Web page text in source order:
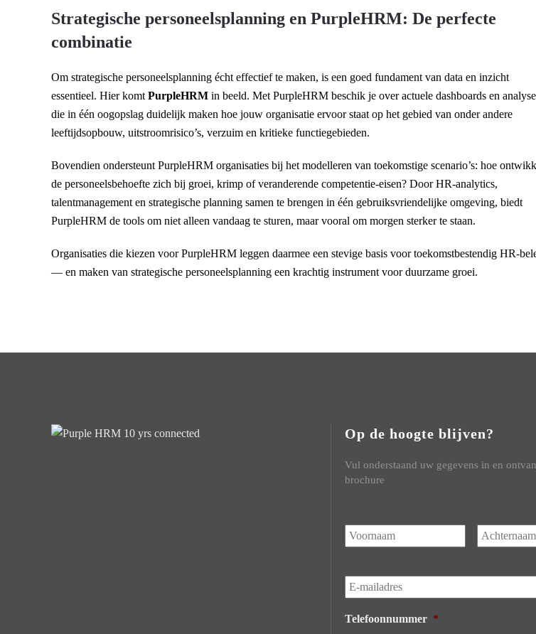
Strategische personeelsplanning en PurpleHRM: De perfecte
combinatie
Om strategische personeelsplanning écht effectief te maken, is een goed fundament van data en inzicht
essentieel. Hier komt PurpleHRM in beeld. Met PurpleHRM beschik je over actuele dashboards en
die in één oogopslag duidelijk maken hoe jouw organisatie ervoor staat op het gebied van onder andere
leeftijdsopbouw, uitstroomrisico’s, verzuim en kritieke functiegebieden.
Bovendien ondersteunt PurpleHRM organisaties bij het modelleren van toekomstige scenario’s: hoe
de personeelsbehoefte zich bij groei, krimp of veranderende competentie-eisen? Door HR-analytics,
talentmanagement en strategische planning samen te brengen in één gebruiksvriendelijke omgeving, biedt
PurpleHRM de tools om niet alleen vandaag te sturen, maar vooral om morgen sterker te staan.
Organisaties die kiezen voor PurpleHRM leggen daarmee een stevige basis voor toekomstbestendig HR-
— en maken van strategische personeelsplanning een krachtig instrument voor duurzame groei.
Op de hoogte blijven?
Vul onderstaand uw gegevens in en
brochure
Naam * Voornaam
E-
mailadres *
Telefoonnummer *